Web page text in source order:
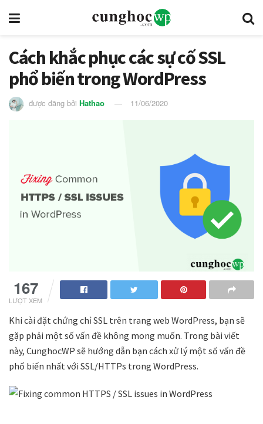
Cách khắc phục các sự cố SSL
phổ biến trong WordPress
được đăng bởi Hathao 11/06/2020
167
LƯỢT XEM
Khi cài đặt chứng chỉ SSL trên trang web WordPress, bạn sẽ
gặp phải một số vấn đề không mong muốn. Trong bài viết
này, CunghocWP sẽ hướng dẫn bạn cách xử lý một số vấn đề
phổ biến nhất với SSL/HTTPs trong WordPress.